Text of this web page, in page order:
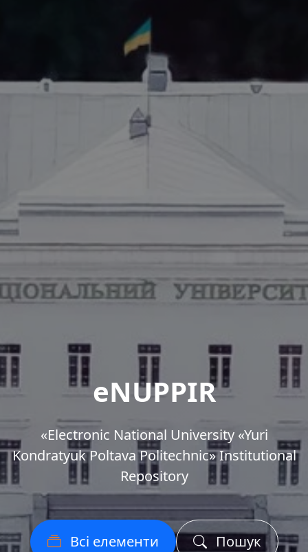
eNUPPIR
«Еlectronic National University «Yuri
Kondratyuk Poltava Politechnic» Institutional
Repository
Всі елементи Пошук